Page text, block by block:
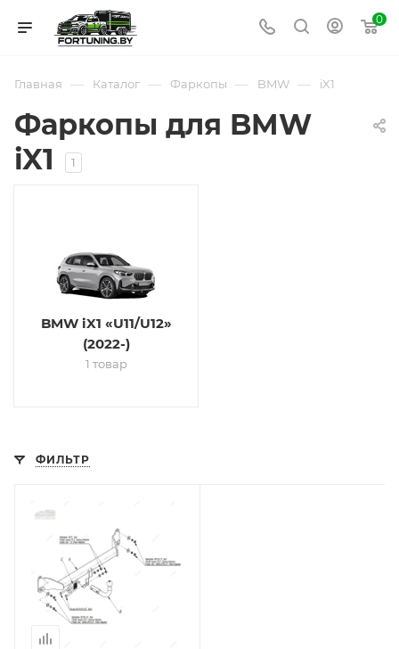
0
Главная — Каталог — Фаркопы — BMW — iX1
Фаркопы для BMW
iX1
1
BMW iX1 «U11/U12»
(2022-)
1 товар
ФИЛЬТР